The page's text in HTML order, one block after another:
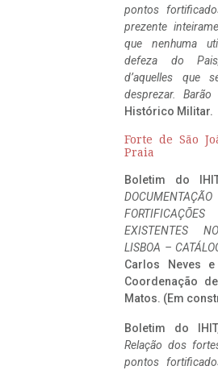
pontos
prezente
que nenhuma
defeza do
d’aquelles que
desprezar. Barão
Histórico Militar.
Forte de São
Praia
Boletim do
EXISTENTES
LISBOA –
Carlos Neves
Coordenação
Matos. (Em
Boletim do
Relação dos
pontos